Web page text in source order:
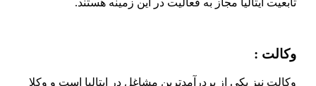
تابعیت ایتالیا مجاز به فعالیت در این زمینه هستند.
وکالت :
وکالت نیز یکی از پردرآمدترین مشاغل در ایتالیا است و وکلا